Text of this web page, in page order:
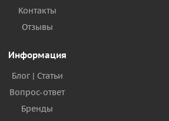
Контакты
Отзывы
Информация
Блог | Статьи
Вопрос-ответ
Бренды